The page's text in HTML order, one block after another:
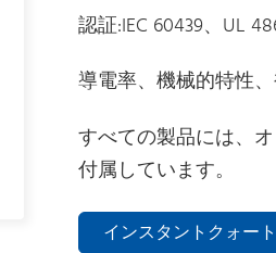
認証:IEC 60439、UL
導電率、機械的特性
すべての製品には、
付属しています。
インスタントクォート